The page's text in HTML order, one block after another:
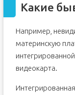
Какие
Например,
материнскую
видеокарта.